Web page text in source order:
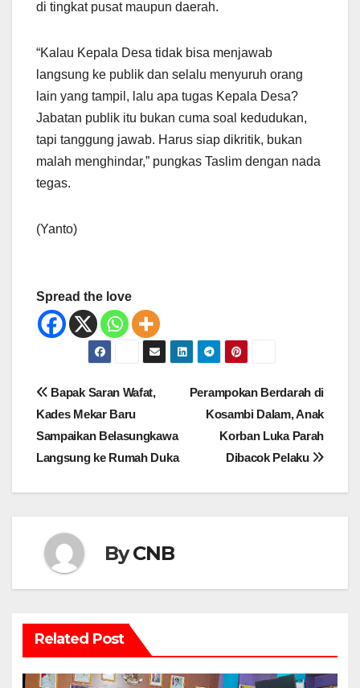
di tingkat pusat maupun daerah.
“Kalau Kepala Desa tidak bisa menjawab
langsung ke publik dan selalu menyuruh orang
lain yang tampil, lalu apa tugas Kepala Desa?
Jabatan publik itu bukan cuma soal kedudukan,
tapi tanggung jawab. Harus siap dikritik, bukan
malah menghindar,” pungkas Taslim dengan nada
tegas.
(Yanto)
Spread the love
Navigasi
Perampokan Berdarah di
Kosambi Dalam, Anak
Korban Luka Parah
Dibacok Pelaku
Bapak Saran Wafat,
Kades Mekar Baru
Sampaikan Belasungkawa
Langsung ke Rumah Duka
ByCNB
Related Post